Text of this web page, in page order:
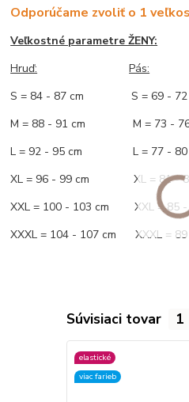
Odporúčame zvoliť o 1
Veľkostné parametre ŽENY:
Hruď:
Pás:
S = 84 - 87 cm S = 69 - 72
M = 88 - 91 cm M = 73 - 76
L = 92 - 95 cm L = 77 - 80
XL = 96 - 99 cm XL = 81 -
XXL = 100 - 103 cm XXL = 85 -
XXXL = 104 - 107 cm XXXL = 89
Súvisiaci tovar 1
elastické
viac farieb